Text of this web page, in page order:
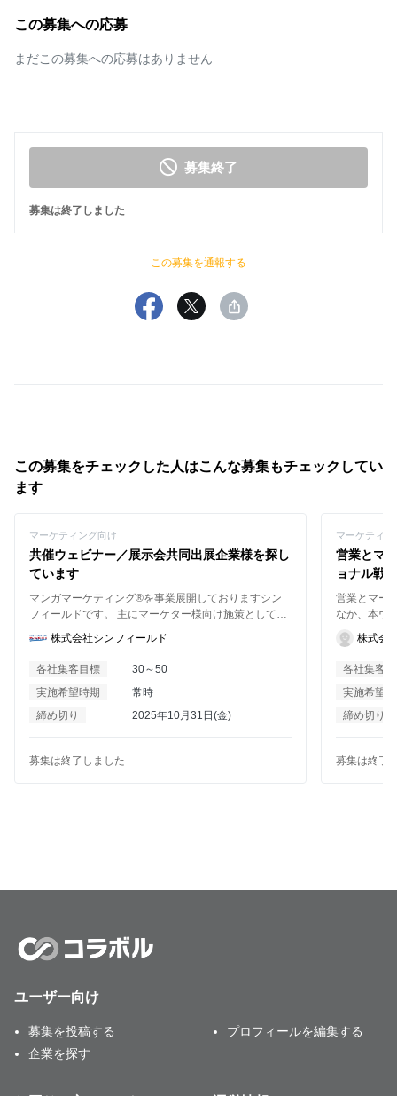
この募集への応募
まだこの募集への応募はありません
募集終了
募集は終了しました
この募集を通報する
この募集をチェックした人はこんな募集もチェックしてい
ます
マーケティング向け
共催ウェビナー／展示会共同出展企業様を探し
ています
マンガマーケティング®を事業展開しておりますシン
フィールドです。 主にマーケター様向け施策として、
・ブランディング ・新規リード獲得 を目的とした共催
ウェビナーや共同での展示会出展を検討しておりま
す。 （採用や企画、広報ご担当者様もターゲットとな
ります） ウェビナー登壇は数十社規模のカンファレン
スから 数社の共催、単独と過去何度も実施経験があり
弊社での集客は30～50名ほどになっております。 また
おります。 具体的な企画があるわけではないため まず
株式会社シンフィールド
各社集客目標
30～50
実施希望時期
常時
締め切り
2025年10月31日(金)
募集は終了しました
マーケティン
営業とマ
ョナル戦
営業とマー
なか、本ウ
ング施策」
融合させるか
グ施策が営
ドバック
題を感じて
事例を共有いたします。
たい方 「営業に貢献するマーケティング」を実践した
株式会
各社集客
実施希望
締め切り
募集は終了
ユーザー向け
募集を投稿する
企業を探す
プロフィールを編集する